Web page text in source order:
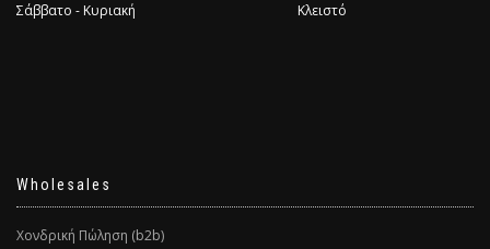
Σάββατο - Κυριακή
Κλειστό
Wholesales
Χονδρική Πώληση (b2b)